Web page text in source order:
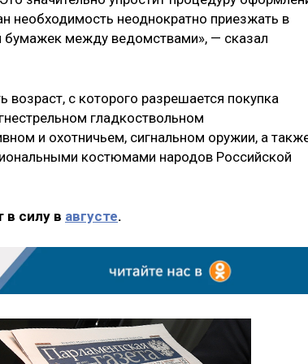
необходимость неоднократно приезжать в
бумажек между ведомствами», — сказал
возраст, с которого разрешается покупка
гладкоствольном
и охотничьем, сигнальном оружии, а
костюмами народов Российской
в силу в августе.